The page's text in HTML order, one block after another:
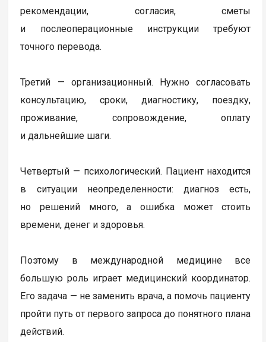
рекомендации, согласия, сметы
и послеоперационные инструкции требуют
точного перевода.
Третий — организационный. Нужно согласовать
консультацию, сроки, диагностику, поездку,
проживание, сопровождение, оплату
и дальнейшие шаги.
Четвертый — психологический. Пациент находится
в ситуации неопределенности: диагноз есть,
но решений много, а ошибка может стоить
времени, денег и здоровья.
Поэтому в международной медицине все
большую роль играет медицинский координатор.
Его задача — не заменить врача, а помочь пациенту
пройти путь от первого запроса до понятного плана
действий.